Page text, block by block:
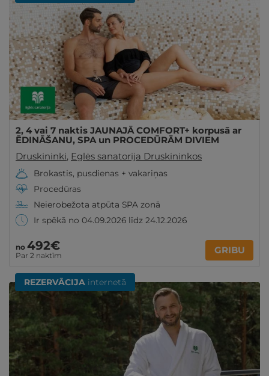
2, 4 vai 7 naktis JAUNAJĀ COMFORT+ korpusā ar
ĒDINĀŠANU, SPA un PROCEDŪRĀM DIVIEM
Druskininki, Eglės sanatorija Druskininkos
Brokastis, pusdienas + vakariņas
Procedūras
Neierobežota atpūta SPA zonā
Ir spēkā no 04.09.2026 līdz 24.12.2026
no 492€
Par 2 naktīm GRIBU
REZERVĀCIJA internetā